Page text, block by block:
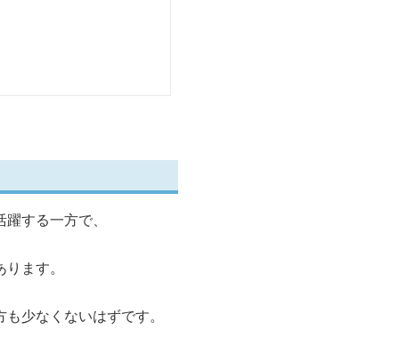
する一方で、
ます。
少なくないはずです。